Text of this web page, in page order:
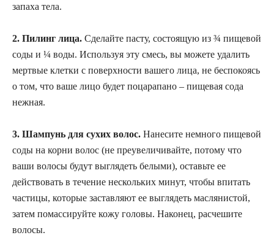
запаха тела.
2. Пилинг лица. Сделайте пасту, состоящую из ¾ пищевой
соды и ¼ воды. Используя эту смесь, вы можете удалить
мертвые клетки с поверхности вашего лица, не беспокоясь
о том, что ваше лицо будет поцарапано – пищевая сода
нежная.
3. Шампунь для сухих волос. Нанесите немного пищевой
соды на корни волос (не преувеличивайте, потому что
ваши волосы будут выглядеть белыми), оставьте ее
действовать в течение нескольких минут, чтобы впитать
частицы, которые заставляют ее выглядеть маслянистой,
затем помассируйте кожу головы. Наконец, расчешите
волосы.